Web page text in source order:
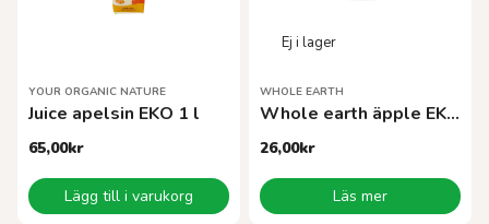
YOUR ORGANIC NATURE
Juice apelsin EKO 1 l
65,00kr
Lägg till i varukorg
WHOLE EARTH
Whole earth äpple EKO 33 cl
26,00kr
Läs mer